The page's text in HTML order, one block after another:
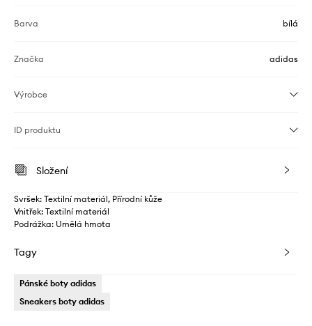
Barva bílá
Značka adidas
Výrobce
ID produktu
Složení
Svršek: Textilní materiál, Přírodní kůže
Vnitřek: Textilní materiál
Podrážka: Umělá hmota
Tagy
Pánské boty adidas
Sneakers boty adidas